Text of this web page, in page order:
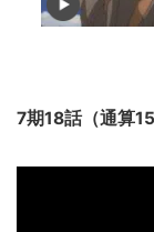
7期18話（通算